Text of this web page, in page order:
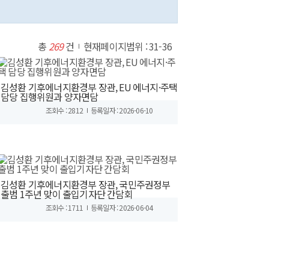
총269건 현재페이지범위 : 31-36
김성환 기후에너지환경부 장관, EU 에너지·주택
담당 집행위원과 양자면담
조회수 : 2812 등록일자 : 2026-06-10
김성환 기후에너지환경부 장관, 국민주권정부
출범 1주년 맞이 출입기자단 간담회
조회수 : 1711 등록일자 : 2026-06-04